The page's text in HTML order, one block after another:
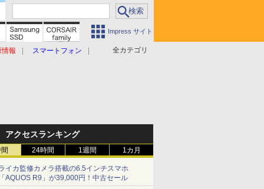
Impress サイト
全カテゴリ
情報 スマートフォン
アクセスランキング
24時間 1週間 1カ月
イカ監修カメラ搭載の6.5インチスマホ
AQUOS R9」が39,000円！中古セール